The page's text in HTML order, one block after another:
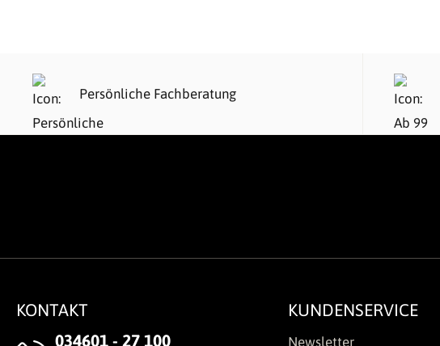
Persönliche Fachberatung
KONTAKT
034601 - 27 100
KUNDENSERVICE
Newsletter